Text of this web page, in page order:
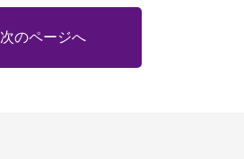
次のページへ